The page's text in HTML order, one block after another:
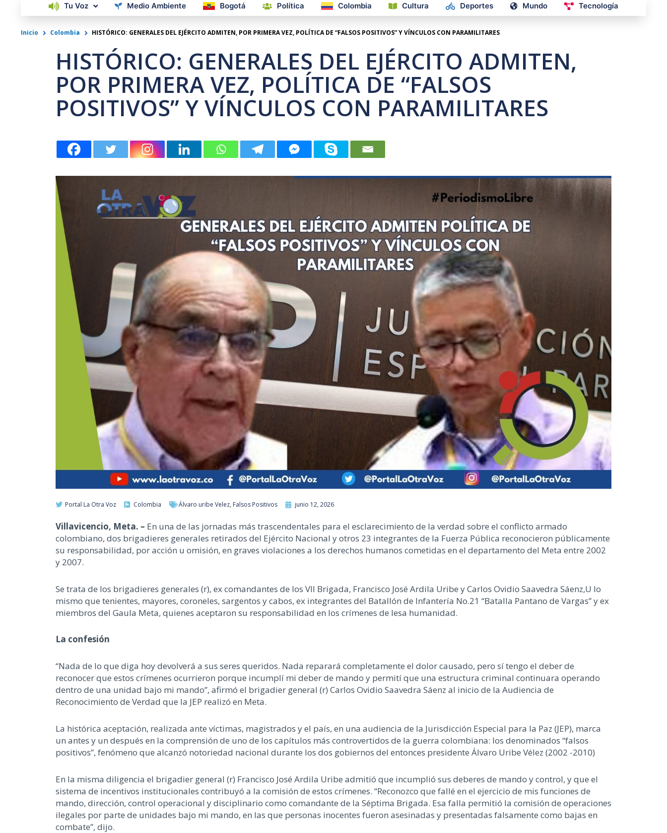
Tu Voz Medio Ambiente Bogotá Política Colombia Cultura Deportes Mundo Tecnología
Inicio Colombia HISTÓRICO: GENERALES DEL EJÉRCITO ADMITEN, POR PRIMERA VEZ, POLÍTICA DE “FALSOS POSITIVOS” Y VÍNCULOS CON PARAMILITARES
HISTÓRICO: GENERALES DEL EJÉRCITO ADMITEN,
POR PRIMERA VEZ, POLÍTICA DE “FALSOS
POSITIVOS” Y VÍNCULOS CON PARAMILITARES
Portal La Otra Voz Colombia Álvaro uribe Velez, Falsos Positivos junio 12, 2026
Villavicencio, Meta. – En una de las jornadas más trascendentales para el esclarecimiento de la verdad sobre el conflicto armado
colombiano, dos brigadieres generales retirados del Ejército Nacional y otros 23 integrantes de la Fuerza Pública reconocieron públicamente
su responsabilidad, por acción u omisión, en graves violaciones a los derechos humanos cometidas en el departamento del Meta entre 2002
y 2007.
Se trata de los brigadieres generales (r), ex comandantes de los VII Brigada, Francisco José Ardila Uribe y Carlos Ovidio Saavedra Sáenz,U lo
mismo que tenientes, mayores, coroneles, sargentos y cabos, ex integrantes del Batallón de Infantería No.21 “Batalla Pantano de Vargas” y ex
miembros del Gaula Meta, quienes aceptaron su responsabilidad en los crímenes de lesa humanidad.
La confesión
“Nada de lo que diga hoy devolverá a sus seres queridos. Nada reparará completamente el dolor causado, pero sí tengo el deber de
reconocer que estos crímenes ocurrieron porque incumplí mi deber de mando y permití que una estructura criminal continuara operando
dentro de una unidad bajo mi mando”, afirmó el brigadier general (r) Carlos Ovidio Saavedra Sáenz al inicio de la Audiencia de
Reconocimiento de Verdad que la JEP realizó en Meta.
La histórica aceptación, realizada ante víctimas, magistrados y el país, en una audiencia de la Jurisdicción Especial para la Paz (JEP), marca
un antes y un después en la comprensión de uno de los capítulos más controvertidos de la guerra colombiana: los denominados “falsos
positivos”, fenómeno que alcanzó notoriedad nacional durante los dos gobiernos del entonces presidente Álvaro Uribe Vélez (2002 -2010)
En la misma diligencia el brigadier general (r) Francisco José Ardila Uribe admitió que incumplió sus deberes de mando y control, y que el
sistema de incentivos institucionales contribuyó a la comisión de estos crímenes. “Reconozco que fallé en el ejercicio de mis funciones de
mando, dirección, control operacional y disciplinario como comandante de la Séptima Brigada. Esa falla permitió la comisión de operaciones
ilegales por parte de unidades bajo mi mando, en las que personas inocentes fueron asesinadas y presentadas falsamente como bajas en
combate”, dijo.